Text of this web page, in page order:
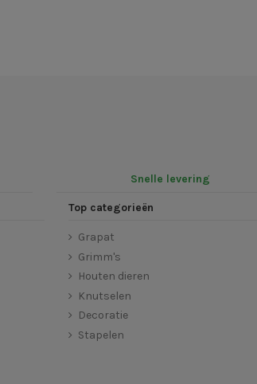
Snelle levering
Top categorieën
Grapat
Grimm's
Houten dieren
Knutselen
Decoratie
Stapelen